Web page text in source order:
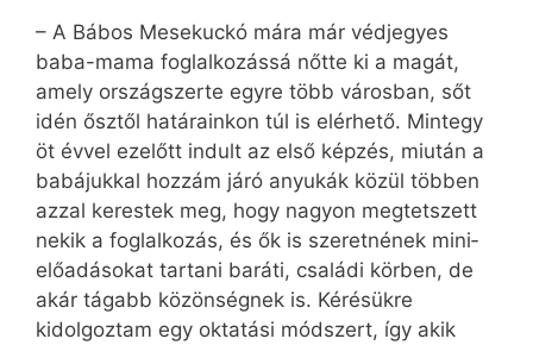
– A Bábos Mesekuckó mára már védjegyes
baba-mama foglalkozássá nőtte ki a magát,
amely országszerte egyre több városban, sőt
idén ősztől határainkon túl is elérhető. Mintegy
öt évvel ezelőtt indult az első képzés, miután a
babájukkal hozzám járó anyukák közül többen
azzal kerestek meg, hogy nagyon megtetszett
nekik a foglalkozás, és ők is szeretnének mini­
elő­adásokat tartani baráti, családi körben, de
akár tágabb közönségnek is. Kérésükre
kidolgoztam egy oktatási módszert, így akik